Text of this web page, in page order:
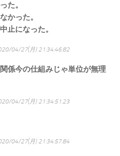
た。
かった。
止になった。
04/27(月) 21:34:46.82
係今の仕組みじゃ単位が無理
04/27(月) 21:34:51.23
04/27(月) 21:34:57.84